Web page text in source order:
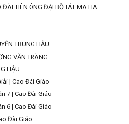
TIÊN ÔNG ĐẠI BỒ TÁT MA HA...
TRUNG HẬU
VĂN TRÀNG
HẬU
| Cao Đài Giáo
7 | Cao Đài Giáo
6 | Cao Đài Giáo
Đài Giáo